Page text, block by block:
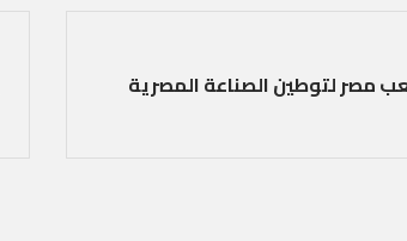
مصر لتوطين الصناعة المصرية